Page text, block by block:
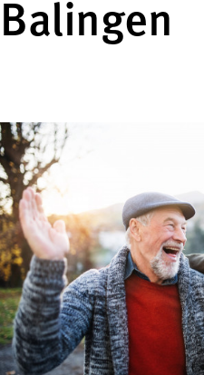
Balingen